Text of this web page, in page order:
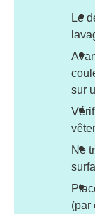
Le
sur
Ne
(par